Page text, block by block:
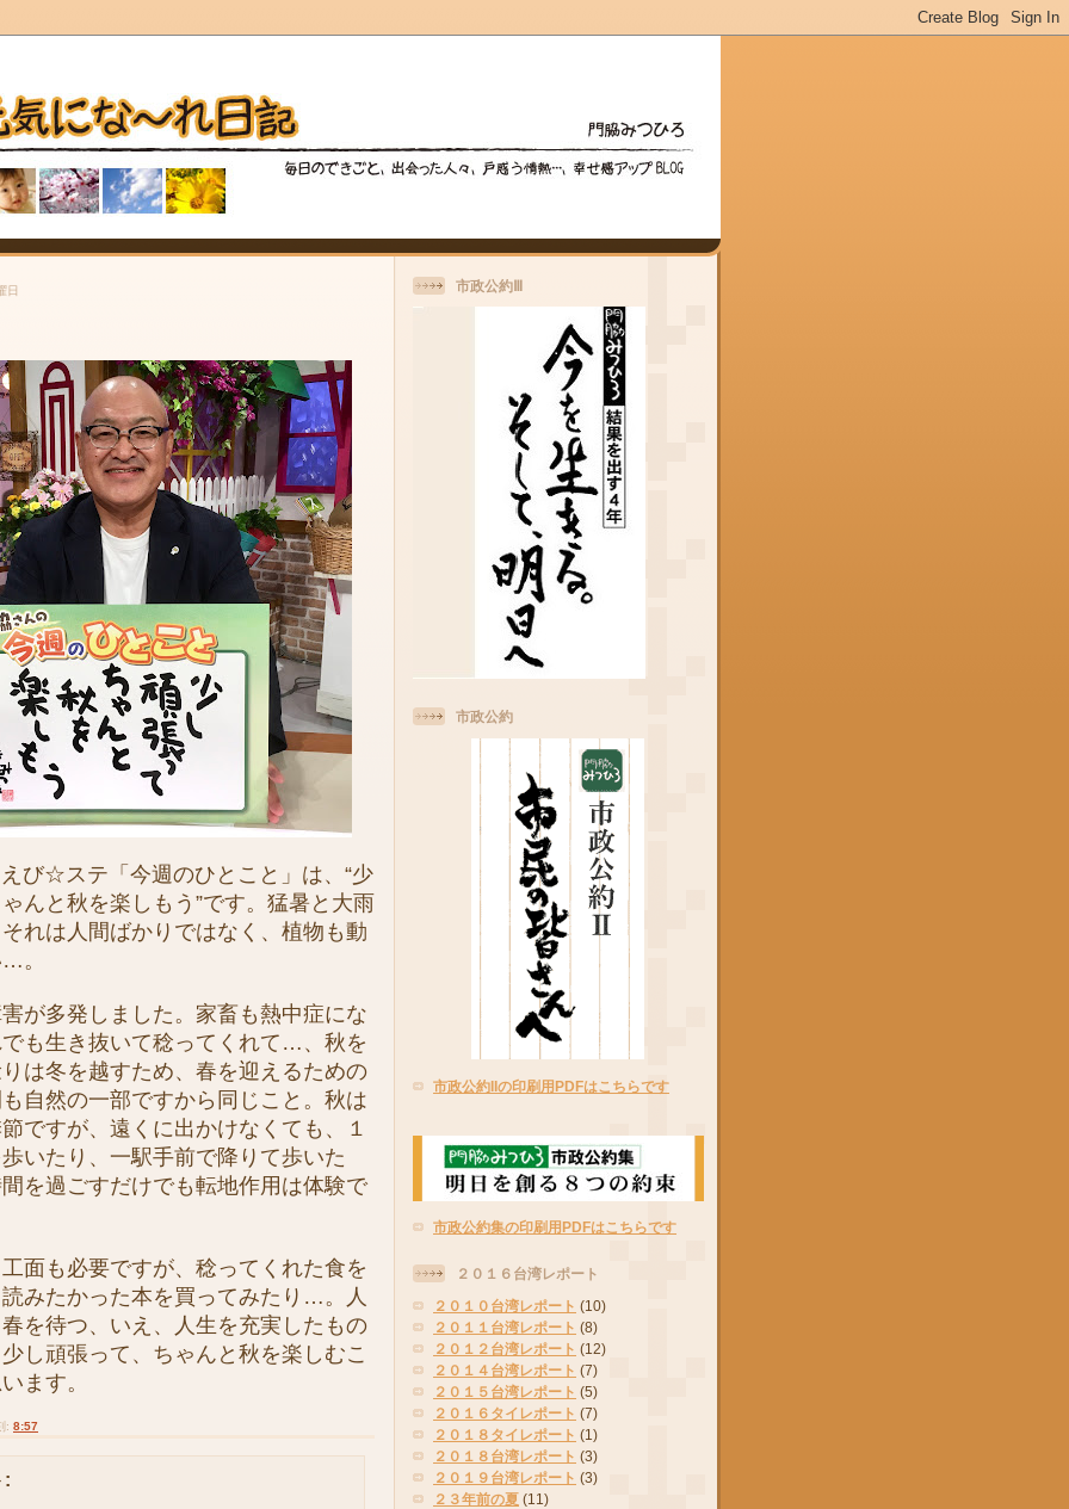
日
び☆ステ「今週のひとこと」は、“少
んと秋を楽しもう”です。猛暑と大雨
れは人間ばかりではなく、植物も動
。
が多発しました。家畜も熱中症にな
も生き抜いて稔ってくれて…、秋を
は冬を越すため、春を迎えるための
自然の一部ですから同じこと。秋は
ですが、遠くに出かけなくても、１
いたり、一駅手前で降りて歩いた
を過ごすだけでも転地作用は体験で
面も必要ですが、稔ってくれた食を
みたかった本を買ってみたり…。人
を待つ、いえ、人生を充実したもの
し頑張って、ちゃんと秋を楽しむこ
ます。
: 8:57
:
市政公約Ⅲ
市政公約
市政公約IIの印刷用PDFはこちらです
市政公約集の印刷用PDFはこちらです
２０１６台湾レポート
２０１０台湾レポート (10)
２０１１台湾レポート (8)
２０１２台湾レポート (12)
２０１４台湾レポート (7)
２０１５台湾レポート (5)
２０１６タイレポート (7)
２０１８タイレポート (1)
２０１８台湾レポート (3)
２０１９台湾レポート (3)
２３年前の夏 (11)